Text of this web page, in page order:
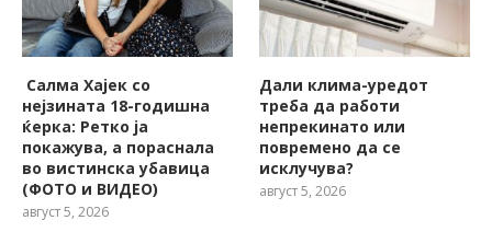
Салма Хајек со
нејзината 18-годишна
ќерка: Ретко ја
покажува, a пораснала
во вистинска убавица
(ФОТО и ВИДЕО)
август 5, 2026
Дали клима-уредот
треба да работи
непрекинато или
повремено да се
исклучува?
август 5, 2026